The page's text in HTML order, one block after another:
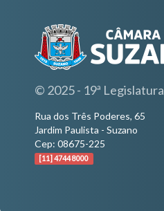
© 2025 - 19ª Legislatura
Rua dos Três Poderes, 65
Jardim Paulista - Suzano
Cep: 08675-225
[11] 4744 8000